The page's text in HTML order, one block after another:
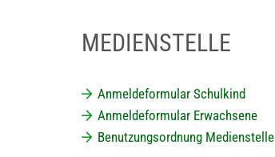
MEDIENSTELLE
Anmeldeformular Schulkind
Anmeldeformular Erwachsene
Benutzungsordnung Medienstelle